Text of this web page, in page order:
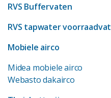
RVS Buffervaten
RVS tapwater voorraadvat
Mobiele airco
Midea mobiele airco
Webasto dakairco